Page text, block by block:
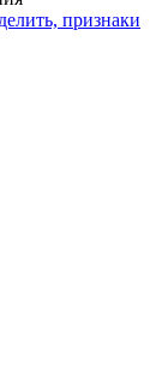
признаки